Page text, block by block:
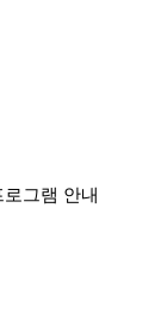
그램 안내